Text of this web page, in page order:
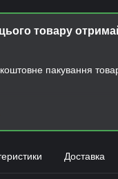
цього товару
пакування
Доставка